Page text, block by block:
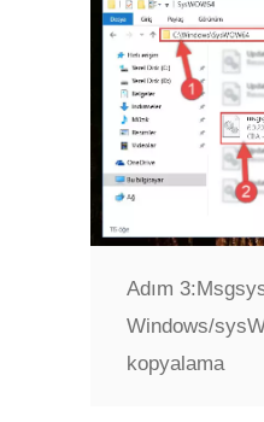
Adım 3:
Windows/
kopyalama